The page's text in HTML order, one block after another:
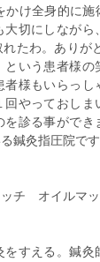
け全身的に施
切にしながら
たわ。ありが
という患者様
者様もいらっ
やっておしま
診る事ができ
鍼灸指圧院です
チ オイルマッ
すえる。鍼灸